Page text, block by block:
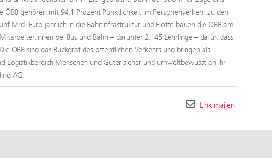
gehören mit 94,1 Prozent Pünktlichkeit im Personenverkehr zu den
Mrd. Euro jährlich in die Bahninfrastruktur und Flotte bauen die ÖBB am
bei Bus und Bahn – darunter 2.145 Lehrlinge – dafür, dass
ÖBB sind das Rückgrat des öffentlichen Verkehrs und bringen als
Logistikbereich Menschen und Güter sicher und umweltbewusst an ihr
AG.
Link mailen